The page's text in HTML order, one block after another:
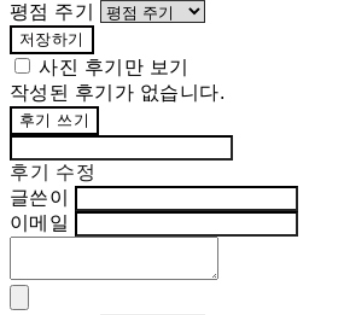
평점 주기
저장하기
사진 후기만 보기
작성된 후기가 없습니다.
후기 쓰기
후기 수정
글쓴이
이메일